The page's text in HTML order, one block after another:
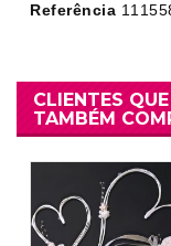
Referência
CLIENTES
TAMBÉM